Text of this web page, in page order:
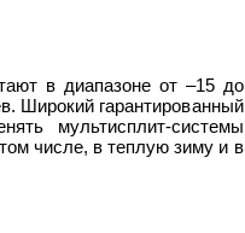
в диапазоне от –15 до
Широкий гарантированный
мультисплит-системы
числе, в теплую зиму и в